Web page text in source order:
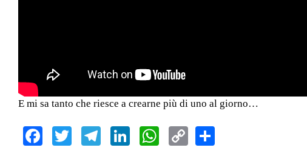
E mi sa tanto che riesce a crearne più di uno al giorno…
Facebook
TwitterTelegram
LinkedInWhatsApp
Copy